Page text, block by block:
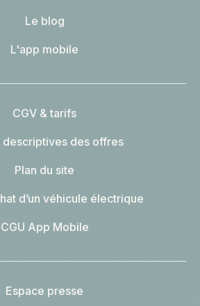
Le blog
L'app mobile
CGV & tarifs
descriptives des offres
Plan du site
d’un véhicule électrique
CGU App Mobile
Espace presse